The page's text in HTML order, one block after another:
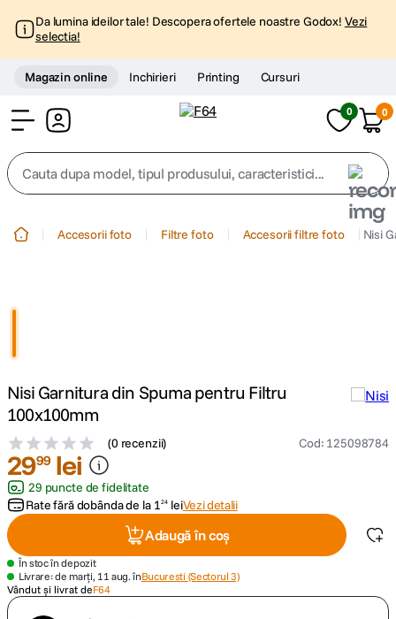
Da lumina ideilor tale! Descopera ofertele noastre Godox! Vezi
selectia!
Magazin online Inchirieri Printing Cursuri
0 0
Cauta dupa model, tipul produsului, caracteristici...
4. peak design
canon sx740 hs
lavaliera
card memorie
8. ulanzi
Accesorii foto Filtre foto Accesorii filtre foto Nisi
Nisi Garnitura din Spuma pentru Filtru
100x100mm
(0 recenzii) Cod: 125098784
2999 lei
29 puncte de fidelitate
Rate fără dobânda de la 124 leiVezi detalii
Adaugă în coș
În stoc în depozit
Livrare: de marți, 11 aug. înBucuresti (Sectorul 3)
Vândut și livrat deF64